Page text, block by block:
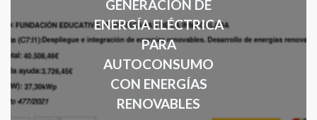
GENERACIÓN DE
ENERGÍA ELÉCTRICA
PARA
AUTOCONSUMO
CON ENERGÍAS
RENOVABLES